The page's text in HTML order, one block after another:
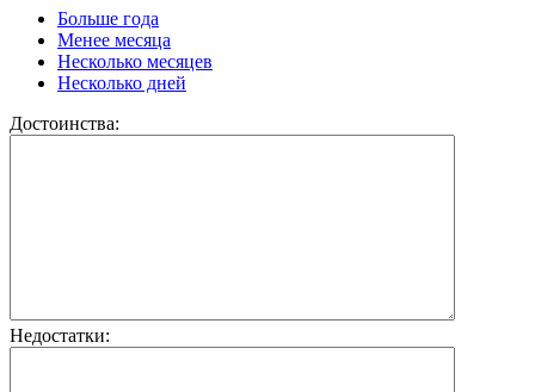
Больше года
Менее месяца
Несколько месяцев
Несколько дней
Достоинства:
Недостатки: